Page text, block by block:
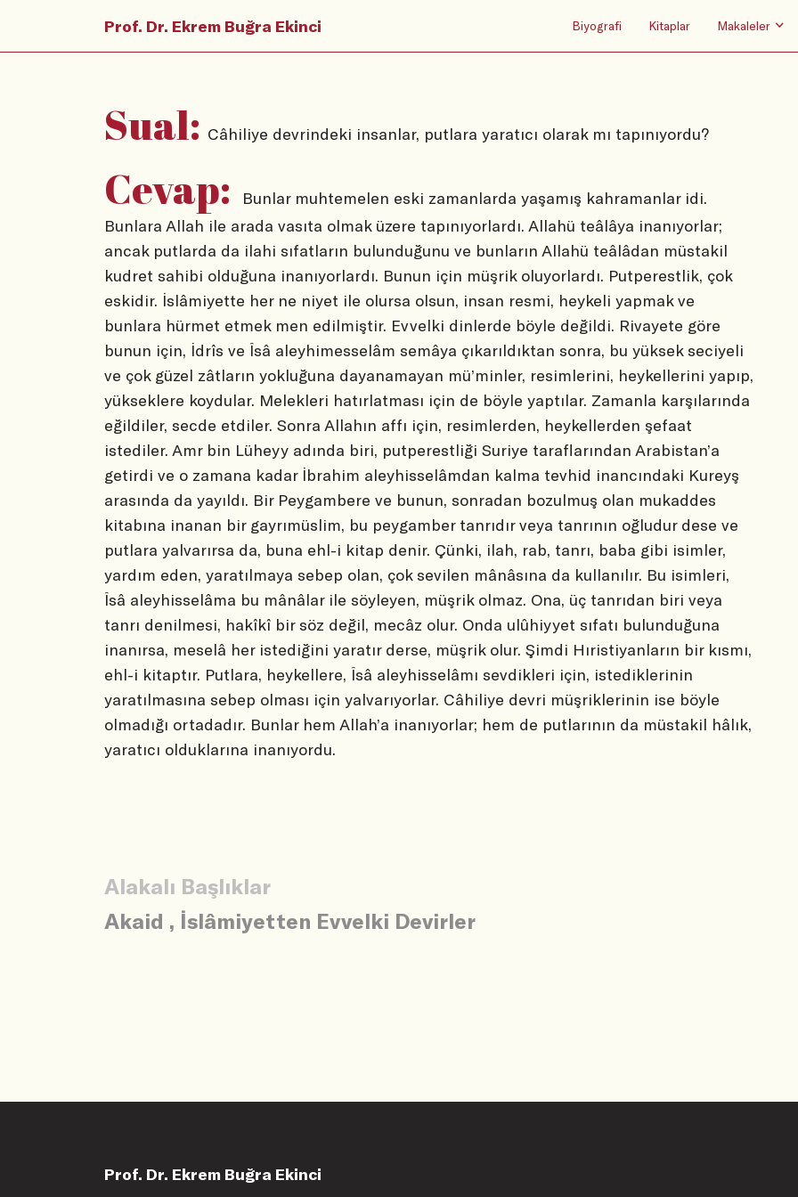
Prof. Dr. Ekrem Buğra Ekinci Biyografi Kitaplar Makaleler
Sual: Câhiliye devrindeki insanlar, putlara yaratıcı olarak mı tapınıyordu?
Cevap:
Bunlar muhtemelen eski zamanlarda yaşamış kahramanlar idi.
Bunlara Allah ile arada vasıta olmak üzere tapınıyorlardı. Allahü teâlâya inanıyorlar;
ancak putlarda da ilahi sıfatların bulunduğunu ve bunların Allahü teâlâdan müstakil
kudret sahibi olduğuna inanıyorlardı. Bunun için müşrik oluyorlardı. Putperestlik, çok
eskidir. İslâmiyette her ne niyet ile olursa olsun, insan resmi, heykeli yapmak ve
bunlara hürmet etmek men edilmiştir. Evvelki dinlerde böyle değildi. Rivayete göre
bunun için, İdrîs ve Îsâ aleyhimesselâm semâya çıkarıldıktan sonra, bu yüksek seciyeli
ve çok güzel zâtların yokluğuna dayanamayan mü’minler, resimlerini, heykellerini yapıp,
yükseklere koydular. Melekleri hatırlatması için de böyle yaptılar. Zamanla karşılarında
eğildiler, secde etdiler. Sonra Allahın affı için, resimlerden, heykellerden şefaat
istediler. Amr bin Lüheyy adında biri, putperestliği Suriye taraflarından Arabistan’a
getirdi ve o zamana kadar İbrahim aleyhisselâmdan kalma tevhid inancındaki Kureyş
arasında da yayıldı. Bir Peygambere ve bunun, sonradan bozulmuş olan mukaddes
kitabına inanan bir gayrımüslim, bu peygamber tanrıdır veya tanrının oğludur dese ve
putlara yalvarırsa da, buna ehl-i kitap denir. Çünki, ilah, rab, tanrı, baba gibi isimler,
yardım eden, yaratılmaya sebep olan, çok sevilen mânâsına da kullanılır. Bu isimleri,
Îsâ aleyhisselâma bu mânâlar ile söyleyen, müşrik olmaz. Ona, üç tanrıdan biri veya
tanrı denilmesi, hakîkî bir söz değil, mecâz olur. Onda ulûhiyyet sıfatı bulunduğuna
inanırsa, meselâ her istediğini yaratır derse, müşrik olur. Şimdi Hıristiyanların bir kısmı,
ehl-i kitaptır. Putlara, heykellere, Îsâ aleyhisselâmı sevdikleri için, istediklerinin
yaratılmasına sebep olması için yalvarıyorlar. Câhiliye devri müşriklerinin ise böyle
olmadığı ortadadır. Bunlar hem Allah’a inanıyorlar; hem de putlarının da müstakil hâlık,
yaratıcı olduklarına inanıyordu.
Alakalı Başlıklar
Akaid , İslâmiyetten Evvelki Devirler
Prof. Dr. Ekrem Buğra Ekinci